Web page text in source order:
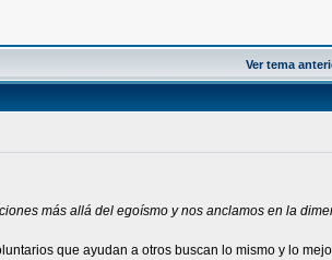
Ver tema
más allá del egoísmo y nos anclamos en la
que ayudan a otros buscan lo mismo y lo